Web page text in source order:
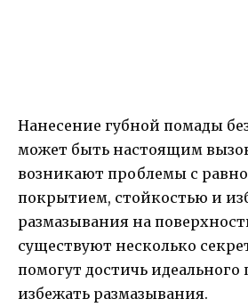
Нанесение губной помады
может быть настоящим
возникают проблемы с
покрытием, стойкостью и
размазывания на
существуют несколько
помогут достичь
избежать размазывания.